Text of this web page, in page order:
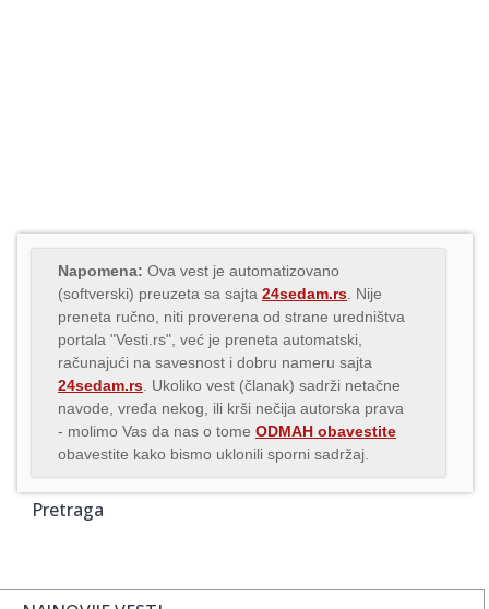
Napomena: Ova vest je automatizovano
(softverski) preuzeta sa sajta 24sedam.rs . Nije
preneta ručno, niti proverena od strane uredništva
portala "Vesti.rs", već je preneta automatski,
računajući na savesnost i dobru nameru sajta
24sedam.rs . Ukoliko vest (članak) sadrži netačne
navode, vređa nekog, ili krši nečija autorska prava
- molimo Vas da nas o tome ODMAH obavestite
obavestite kako bismo uklonili sporni sadržaj.
Pretraga